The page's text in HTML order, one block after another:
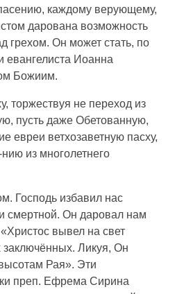
каждому верующему,
дарована возможность
грехом. Он может стать, по
евангелиста Иоанна
Божиим.
торжествуя не переход из
пусть даже Обетованную,
евреи ветхозаветную пасху,
из многолетнего
Господь избавил нас
смертной. Он даровал нам
вывел на свет
Ликуя, Он
Рая». Эти
преп. Ефрема Сирина